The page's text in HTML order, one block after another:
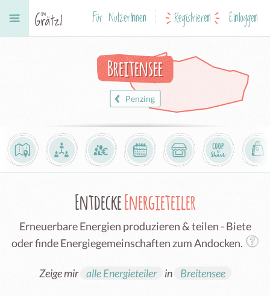
Für NutzerInnen Registrieren Einloggen
Breitensee
Penzing
EntdeckeEnergieteiler
Erneuerbare Energien produzieren & teilen - Biete
oder finde Energiegemeinschaften zum Andocken.
Zeige mir alle Energieteiler in Breitensee